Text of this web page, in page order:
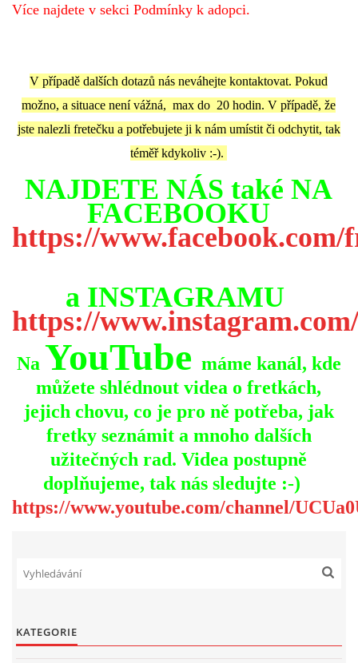
Více najdete v sekci Podmínky k adopci.
V případě dalších dotazů nás neváhejte kontaktovat. Pokud
možno, a situace není vážná, max do 20 hodin. V případě, že
jste nalezli fretečku a potřebujete ji k nám umístit či odchytit, tak
téměř kdykoliv :-).
NAJDETE NÁS také NA
FACEBOOKU
https://www.facebook.com/
a INSTAGRAMU
https://
Na YouTube máme kanál, kde
můžete shlédnout videa o fretkách,
jejich chovu, co je pro ně potřeba, jak
fretky seznámit a mnoho dalších
užitečných rad. Videa postupně
doplňujeme, tak nás sledujte :-)
https://www.youtube.com/channel/
KATEGORIE